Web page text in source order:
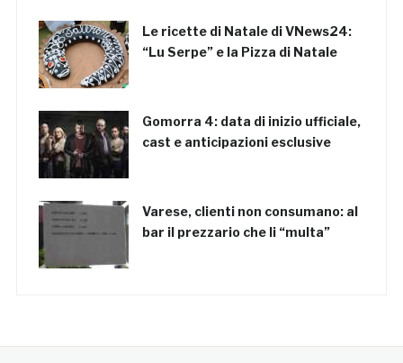
Le ricette di Natale di VNews24:
“Lu Serpe” e la Pizza di Natale
Gomorra 4: data di inizio ufficiale,
cast e anticipazioni esclusive
Varese, clienti non consumano: al
bar il prezzario che li “multa”